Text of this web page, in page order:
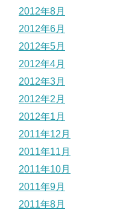
2012年8月
2012年6月
2012年5月
2012年4月
2012年3月
2012年2月
2012年1月
2011年12月
2011年11月
2011年10月
2011年9月
2011年8月